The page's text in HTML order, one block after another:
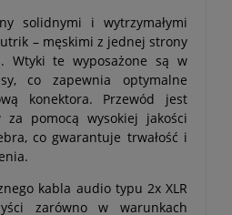
solidnymi i wytrzymałymi
– męskimi z jednej strony
Wtyki te wyposażone są w
co zapewnia optymalne
konektora. Przewód jest
pomocą wysokiej jakości
co gwarantuje trwałość i
kabla audio typu 2x XLR
zarówno w warunkach